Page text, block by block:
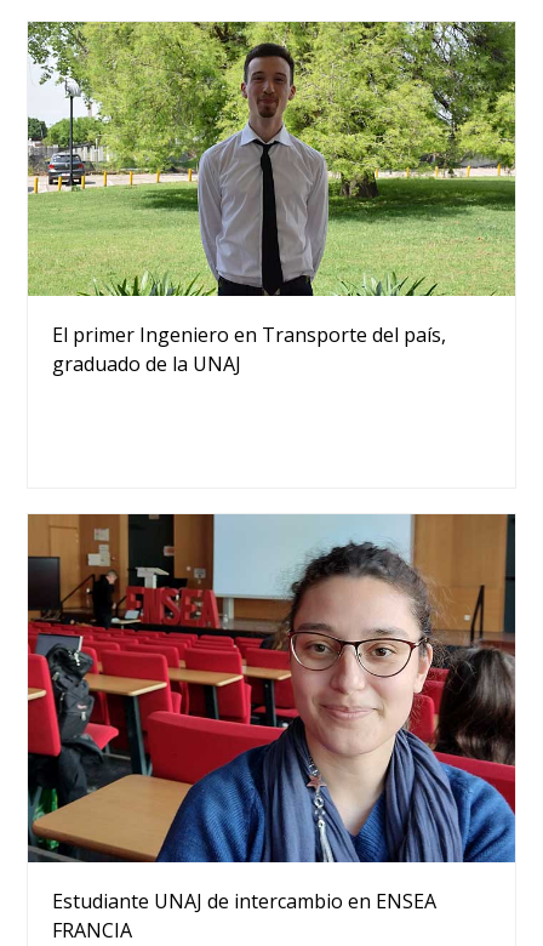
El primer Ingeniero en Transporte del país,
graduado de la UNAJ
Estudiante UNAJ de intercambio en ENSEA
FRANCIA